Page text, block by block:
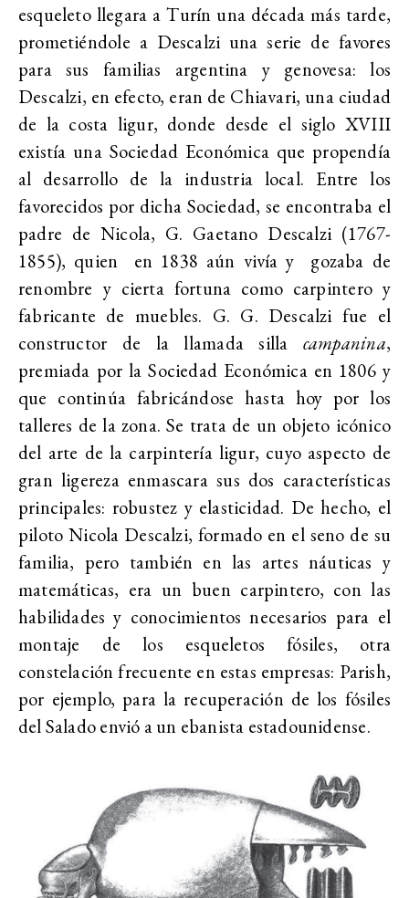
esqueleto llegara a Turín una década más tarde,
prometiéndole a Descalzi una serie de favores
para sus familias argentina y genovesa: los
Descalzi, en efecto, eran de Chiavari, una ciudad
de la costa ligur, donde desde el siglo XVIII
existía una Sociedad Económica que propendía
al desarrollo de la industria local. Entre los
favorecidos por dicha Sociedad, se encontraba el
padre de Nicola, G. Gaetano Descalzi (1767-
1855), quien en 1838 aún vivía y gozaba de
renombre y cierta fortuna como carpintero y
fabricante de muebles. G. G. Descalzi fue el
constructor de la llamada silla campanina,
premiada por la Sociedad Económica en 1806 y
que continúa fabricándose hasta hoy por los
talleres de la zona. Se trata de un objeto icónico
del arte de la carpintería ligur, cuyo aspecto de
gran ligereza enmascara sus dos características
principales: robustez y elasticidad. De hecho, el
piloto Nicola Descalzi, formado en el seno de su
familia, pero también en las artes náuticas y
matemáticas, era un buen carpintero, con las
habilidades y conocimientos necesarios para el
montaje de los esqueletos fósiles, otra
constelación frecuente en estas empresas: Parish,
por ejemplo, para la recuperación de los fósiles
del Salado envió a un ebanista estadounidense.